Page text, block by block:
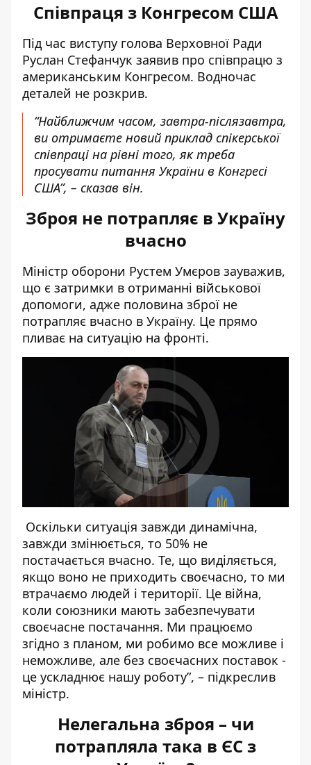
Співпраця з Конгресом США
Під час виступу голова Верховної Ради
Руслан Стефанчук заявив про співпрацю з
американським Конгресом. Водночас
деталей не розкрив.
“Найближчим часом, завтра-післязавтра,
ви отримаєте новий приклад спікерської
співпраці на рівні того, як треба
просувати питання України в Конгресі
США”, – сказав він.
Зброя не потрапляє в Україну
вчасно
Міністр оборони Рустем Умєров зауважив,
що є затримки в отриманні військової
допомоги, адже половина зброї не
потрапляє вчасно в Україну. Це прямо
пливає на ситуацію на фронті.
Оскільки ситуація завжди динамічна,
завжди змінюється, то 50% не
постачається вчасно. Те, що виділяється,
якщо воно не приходить своєчасно, то ми
втрачаємо людей і території. Це війна,
коли союзники мають забезпечувати
своєчасне постачання. Ми працюємо
згідно з планом, ми робимо все можливе і
неможливе, але без своєчасних поставок -
це ускладнює нашу роботу”, – підкреслив
міністр.
Нелегальна зброя – чи
потрапляла така в ЄС з